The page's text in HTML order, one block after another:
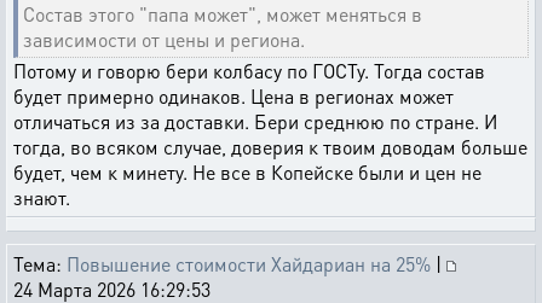
Состав этого "папа может", может меняться в
зависимости от цены и региона.
Потому и говорю бери колбасу по ГОСТу. Тогда состав
будет примерно одинаков. Цена в регионах может
отличаться из за доставки. Бери среднюю по стране. И
тогда, во всяком случае, доверия к твоим доводам больше
будет, чем к минету. Не все в Копейске были и цен не
знают.
Тема: Повышение стоимости Хайдариан на 25% |
24 Марта 2026 16:29:53